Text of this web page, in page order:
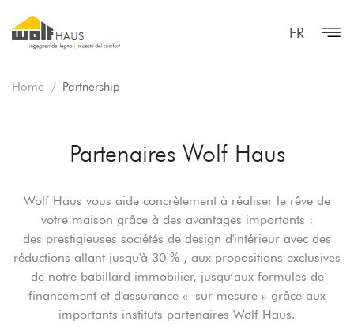
FR
Home Partnership
Partenaires Wolf Haus
Wolf Haus vous aide concrètement à réaliser le rêve de
votre maison grâce à des avantages importants :
des prestigieuses sociétés de design d'intérieur avec des
réductions allant jusqu'à 30 % , aux propositions exclusives
de notre babillard immobilier, jusqu’aux formules de
financement et d'assurance « sur mesure » grâce aux
importants instituts partenaires Wolf Haus.